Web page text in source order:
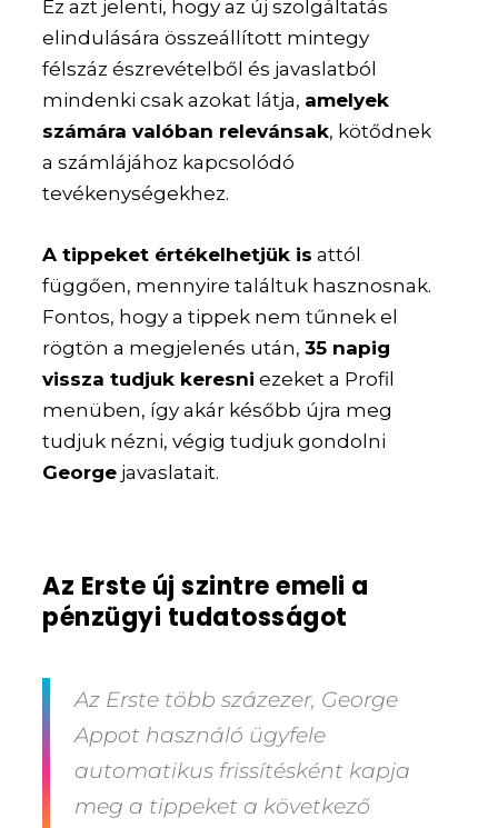
Ez azt jelenti, hogy az új szolgáltatás
elindulására összeállított mintegy
félszáz észrevételből és javaslatból
mindenki csak azokat látja, amelyek
számára valóban relevánsak, kötődnek
a számlájához kapcsolódó
tevékenységekhez.
A tippeket értékelhetjük is attól
függően, mennyire találtuk hasznosnak.
Fontos, hogy a tippek nem tűnnek el
rögtön a megjelenés után,35 napig
vissza tudjuk keresni ezeket a Profil
menüben, így akár később újra meg
tudjuk nézni, végig tudjuk gondolni
George javaslatait.
Az Erste új szintre emeli a
pénzügyi tudatosságot
Az Erste több százezer, George
Appot használó ügyfele
automatikus frissítésként kapja
meg a tippeket a következő